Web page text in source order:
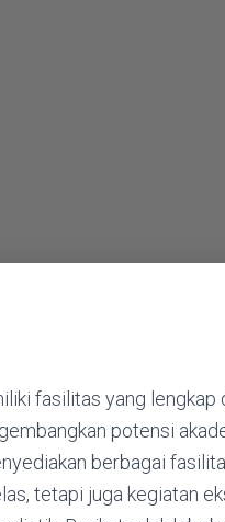
fasilitas yang lengkap
potensi
berbagai
tetapi juga kegiatan